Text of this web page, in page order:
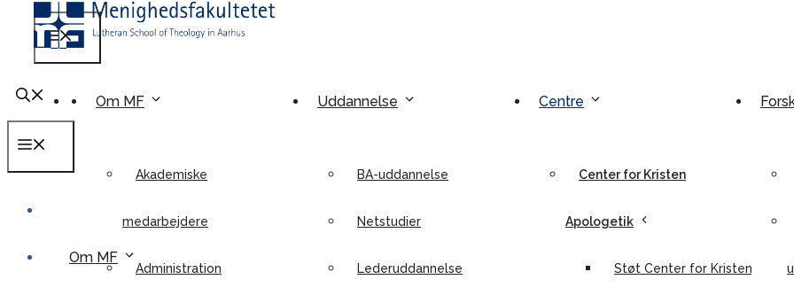
Menu
Om MF
Akademiske
medarbejdere
Administration
Uddannelse
BA-uddannelse
Netstudier
Lederuddannelse
Centre
Center for Kristen
Apologetik
Støt Center for Kristen
Om MF